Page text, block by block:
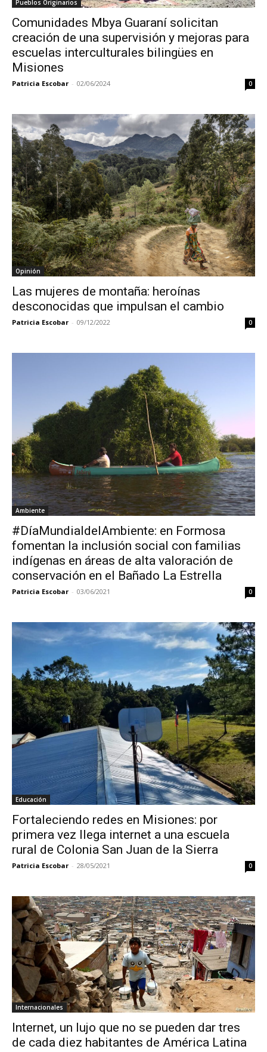
Pueblos Originarios
Comunidades Mbya Guaraní solicitan
creación de una supervisión y mejoras para
escuelas interculturales bilingües en
Misiones
Patricia Escobar - 02/06/2024 0
Opinión
Las mujeres de montaña: heroínas
desconocidas que impulsan el cambio
Patricia Escobar - 09/12/2022 0
Ambiente
#DíaMundialdelAmbiente: en Formosa
fomentan la inclusión social con familias
indígenas en áreas de alta valoración de
conservación en el Bañado La Estrella
Patricia Escobar - 03/06/2021 0
Educación
Fortaleciendo redes en Misiones: por
primera vez llega internet a una escuela
rural de Colonia San Juan de la Sierra
Patricia Escobar - 28/05/2021 0
Internacionales
Internet, un lujo que no se pueden dar tres
de cada diez habitantes de América Latina